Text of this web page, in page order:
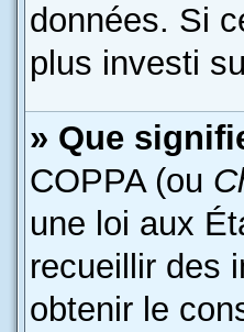
données. Si
plus investi
» Que
COPPA (ou
une loi aux
recueillir des
obtenir le